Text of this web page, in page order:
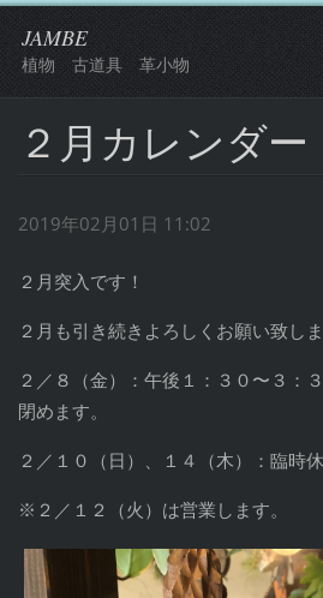
JAMBE
植物 古道具 革小物
２月カレンダー
2019年02月01日 11:02
２月突入です！
２月も引き続きよろしくお願い致しま
２／８（金）：午後１：３０〜３：
閉めます。
２／１０（日）、１４（木）：臨時休
※２／１２（火）は営業します。